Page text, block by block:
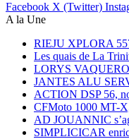
Facebook X (Twitter)
A la Une
RIEJU XPLORA
Les quais de La
LORYS
JANTES ALU
ACTION DSP 56,
CFMoto 1000 MT-X,
AD JOUANNIC
SIMPLICICAR